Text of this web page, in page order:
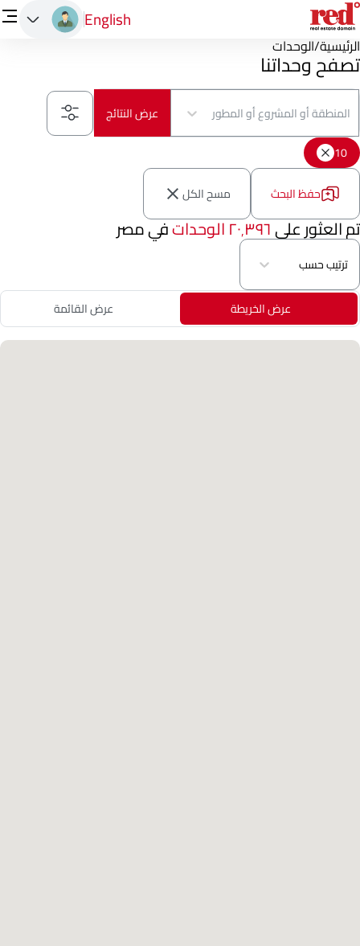
English
الرئيسية/الوحدات
تصفح وحداتنا
المنطقة أو المشروع أو المطور
عرض النتائج
10
حفظ البحث
مسح الكل
تم العثور على٢٠٬٣٩٦ الوحدات في مصر
ترتيب حسب
عرض الخريطة عرض القائمة